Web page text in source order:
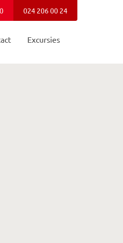
024 206 00 24
Excursies